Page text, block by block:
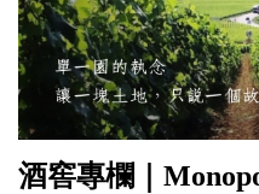
酒窖專欄｜